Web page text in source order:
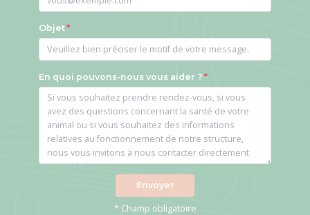
Objet
En quoi pouvons-nous vous aider ?
Envoyer
* Champ obligatoire